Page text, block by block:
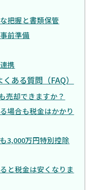
把握と書類保管
前準備
携
ある質問（FAQ）
売却できますか？
場合も税金はかかり
3,000万円特別控除
と税金は安くなりま